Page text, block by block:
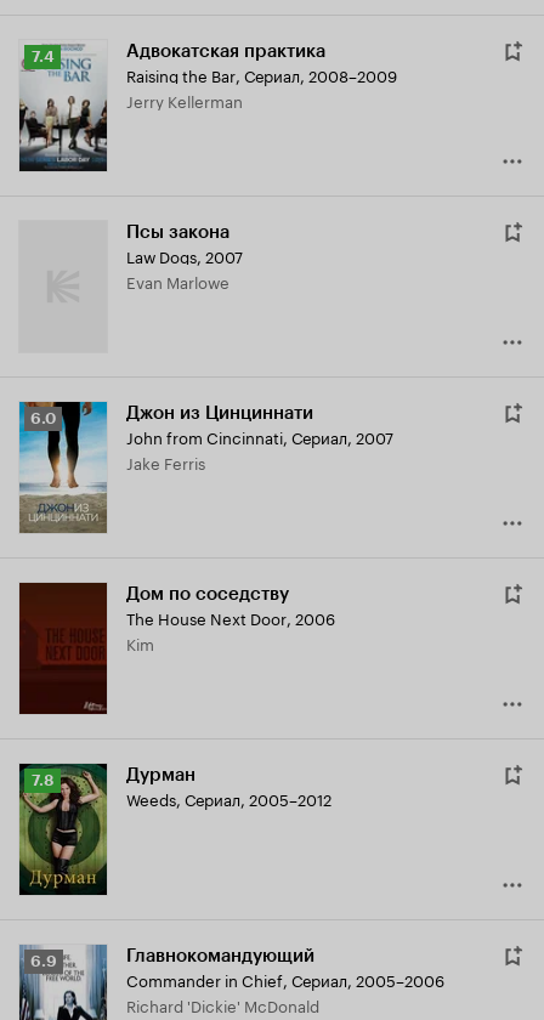
Рейтинг
Кинопоиска
7.4
7.4 Адвокатская практика
Raising the Bar, Сериал, 2008–2009
Jerry Kellerman
Псы закона
Law Dogs, 2007
Evan Marlowe
Рейтинг
Кинопоиска
6.0
6.0 Джон из Цинциннати
John from Cincinnati, Сериал, 2007
Jake Ferris
Дом по соседству
The House Next Door, 2006
Kim
Рейтинг
Кинопоиска
7.8
7.8 Дурман
Weeds, Сериал, 2005–2012
Рейтинг
Кинопоиска
6.9
6.9 Главнокомандующий
Commander in Chief, Сериал, 2005–2006
Richard 'Dickie' McDonald